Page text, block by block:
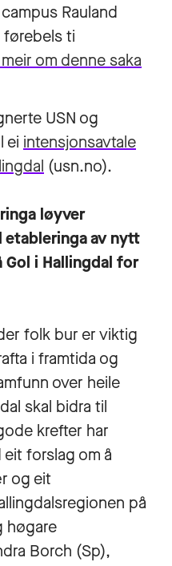
Rauland
førebels ti
om denne saka
USN og
ei intensjonsavtale
(usn.no).
løyver
av nytt
i Hallingdal for
folk bur er viktig
i framtida og
over heile
skal bidra til
krefter har
forslag om å
og eit
på
høgare
Borch (Sp),